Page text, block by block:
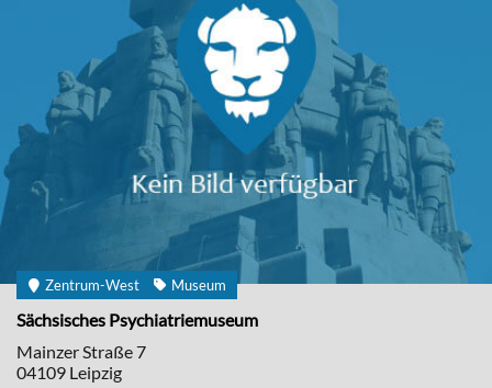
Zentrum-West Museum
Sächsisches Psychiatriemuseum
Mainzer Straße 7
04109 Leipzig